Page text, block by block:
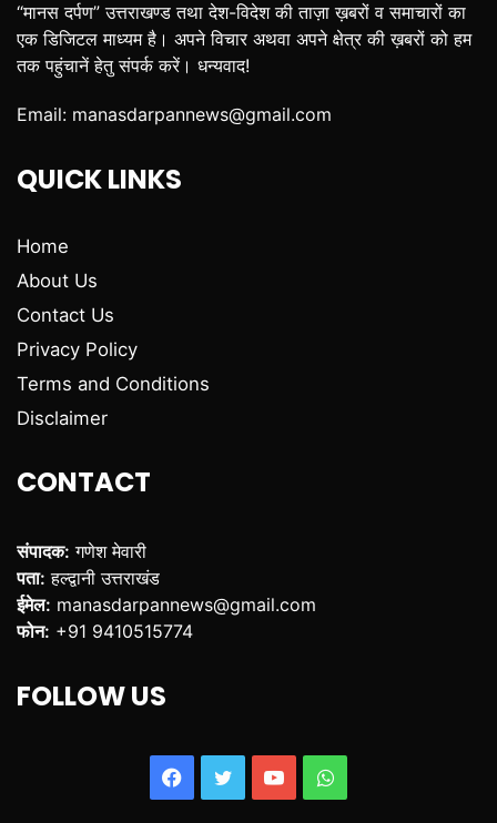
“मानस दर्पण” उत्तराखण्ड तथा देश-विदेश की ताज़ा ख़बरों व समाचारों का
एक डिजिटल माध्यम है। अपने विचार अथवा अपने क्षेत्र की ख़बरों को हम
तक पहुंचानें हेतु संपर्क करें। धन्यवाद!
Email: manasdarpannews@gmail.com
QUICK LINKS
Home
About Us
Contact Us
Privacy Policy
Terms and Conditions
Disclaimer
CONTACT
संपादक: गणेश मेवारी
पता: हल्द्वानी उत्तराखंड
ईमेल: manasdarpannews@gmail.com
फोन: +91 9410515774
FOLLOW US
Facebook
TwitterYouTubeWhatsApp